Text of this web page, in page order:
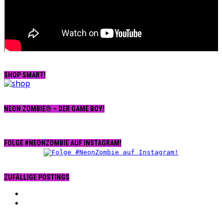
SHOP SMART!
NEON ZOMBIE® – DER GAME BOY!
FOLGE #NEONZOMBIE AUF INSTAGRAM!
ZUFÄLLIGE POSTINGS